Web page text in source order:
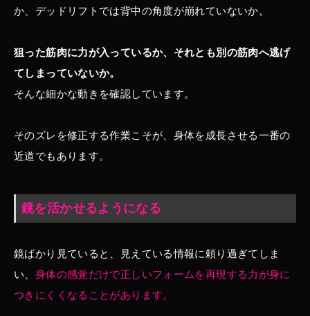
か、デッドリフトでは背中の角度が崩れていないか。
狙った筋肉に力が入っているか、それとも別の筋肉へ逃げ
てしまっていないか。
そんな細かな動きを確認しています。
そのズレを修正する作業こそが、身体を成長させる一番の
近道でもあります。
鏡を活かせるようになる
鏡ばかり見ていると、見えている情報に頼り過ぎてしま
い、 身体の感覚だけで正しいフォームを再現する力が身に
つきにくくなることがあります。